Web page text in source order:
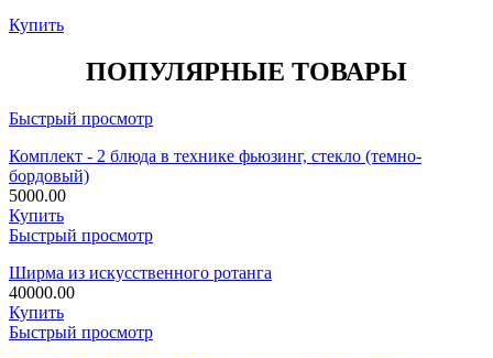
Купить
ПОПУЛЯРНЫЕ ТОВАРЫ
Быстрый просмотр
Комплект - 2 блюда в технике фьюзинг, стекло (темно-
бордовый)
5000.00
Купить
Быстрый просмотр
Ширма из искусственного ротанга
40000.00
Купить
Быстрый просмотр